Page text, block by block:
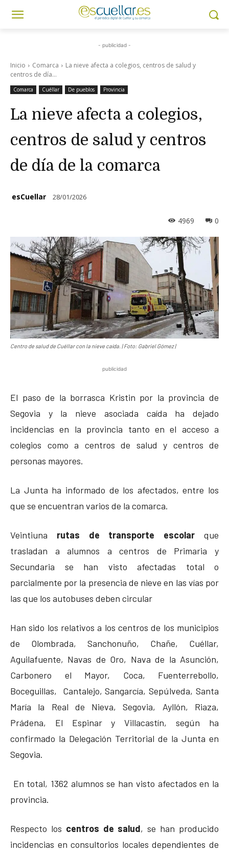
- publicidad -
Inicio Comarca
La nieve afecta a colegios, centros de salud y
centros de día...
Comarca Cuéllar De pueblos Provincia
La nieve afecta a colegios,
centros de salud y centros
de día de la comarca
esCuellar 28/01/2026
0
4969
Centro de salud de Cuéllar con la nieve caída. | Foto: Gabriel Gómez |
publicidad
El paso de la borrasca Kristin por la provincia de
Segovia y la nieve asociada caída ha dejado
incidencias en la provincia tanto en el acceso a
colegios como a centros de salud y centros de
personas mayores.
La Junta ha informado de los afectados, entre los
que se encuentran varios de la comarca.
Veintiuna rutas de transporte escolar que
trasladan a alumnos a centros de Primaria y
Secundaria se han visto afectadas total o
parcialmente por la presencia de nieve en las vías por
las que los autobuses deben circular
Han sido los relativos a los centros de los municipios
de Olombrada, Sanchonuño, Chañe, Cuéllar,
Aguilafuente, Navas de Oro, Nava de la Asunción,
Carbonero el Mayor, Coca, Fuenterrebollo,
Boceguillas, Cantalejo, Sangarcía, Sepúlveda, Santa
María la Real de Nieva, Segovia, Ayllón, Riaza,
Prádena, El Espinar y Villacastín, según ha
confirmado la Delegación Territorial de la Junta en
Segovia.
En total, 1362 alumnos se han visto afectados en la
provincia.
Respecto los centros de salud, se han producido
incidencias en consultorios locales dependientes de